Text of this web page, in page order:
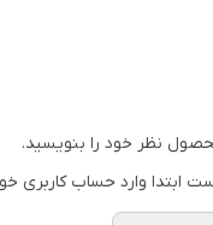
نظر خود را بنویسید.
ابتدا وارد حساب کاربری